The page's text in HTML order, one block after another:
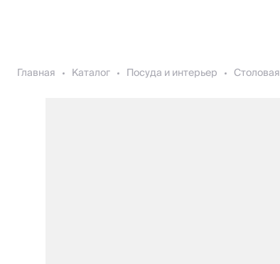
Главная Каталог Посуда и интерьер Столовая